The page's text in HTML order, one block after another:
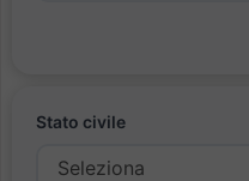
Stato civile